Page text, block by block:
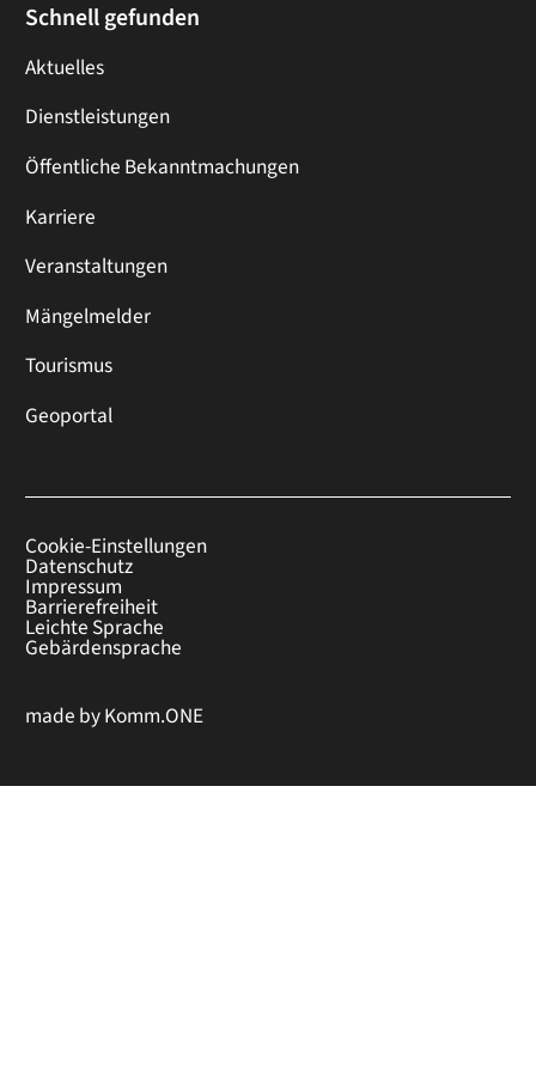
Schnell gefunden
Aktuelles
Dienstleistungen
Öffentliche Bekanntmachungen
Karriere
Veranstaltungen
Mängelmelder
Tourismus
Geoportal
Cookie-Einstellungen
Datenschutz
Impressum
Barrierefreiheit
Leichte Sprache
Gebärdensprache
made byKomm.ONE